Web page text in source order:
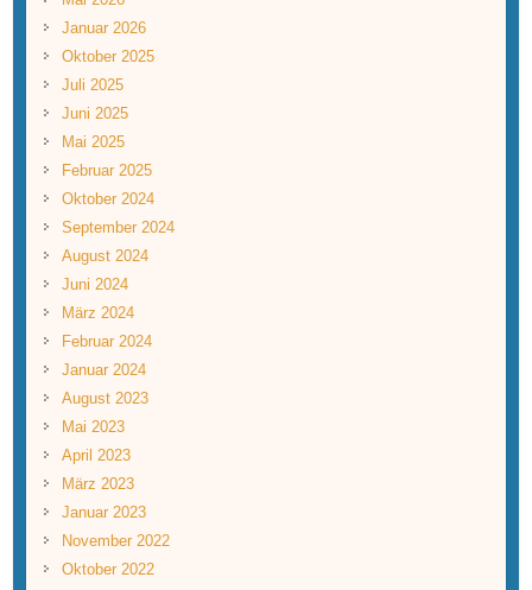
Januar 2026
Oktober 2025
Juli 2025
Juni 2025
Mai 2025
Februar 2025
Oktober 2024
September 2024
August 2024
Juni 2024
März 2024
Februar 2024
Januar 2024
August 2023
Mai 2023
April 2023
März 2023
Januar 2023
November 2022
Oktober 2022